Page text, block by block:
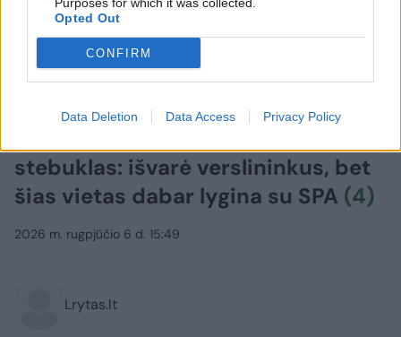
Opted Out
CONFIRM
Data Deletion Data Access Privacy Policy
Rinkos pulsas
stebuklas: išvarė verslininkus, bet
šias vietas dabar lygina su SPA (4)
2026 m. rugpjūčio 6 d. 15:49
Lrytas.lt